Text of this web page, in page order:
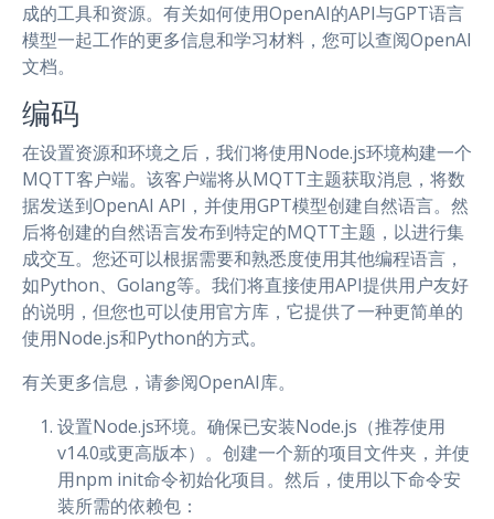
成的工具和资源。有关如何使用OpenAI的API与GPT语言
模型一起工作的更多信息和学习材料，您可以查阅OpenAI
文档。
编码
在设置资源和环境之后，我们将使用Node.js环境构建一个
MQTT客户端。该客户端将从MQTT主题获取消息，将数
据发送到OpenAI API，并使用GPT模型创建自然语言。然
后将创建的自然语言发布到特定的MQTT主题，以进行集
成交互。您还可以根据需要和熟悉度使用其他编程语言，
如Python、Golang等。我们将直接使用API提供用户友好
的说明，但您也可以使用官方库，它提供了一种更简单的
使用Node.js和Python的方式。
有关更多信息，请参阅OpenAI库。
设置Node.js环境。确保已安装Node.js（推荐使用
v14.0或更高版本）。创建一个新的项目文件夹，并使
用npm init命令初始化项目。然后，使用以下命令安
装所需的依赖包：